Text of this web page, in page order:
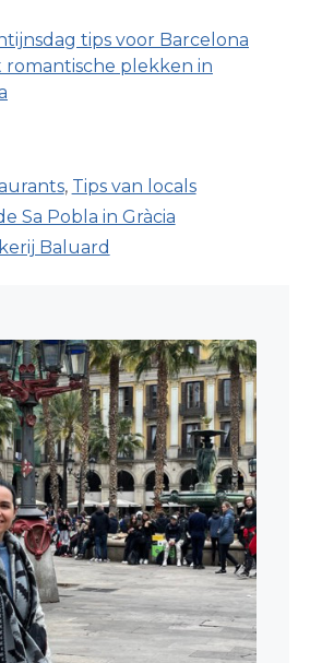
tips voor Barcelona
romantische plekken in
, Tips van locals
Sa Pobla in Gràcia
Baluard